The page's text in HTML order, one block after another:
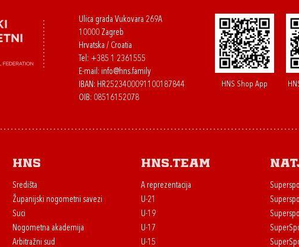
Ulica grada Vukovara 269A
10000 Zagreb
Hrvatska / Croatia
Tel: +385 1 2361555
E-mail: info@hns.family
IBAN: HR2523400091100187844
OIB: 08516152078
HNS Shop App
HNS
Središta
Županijski nogometni savezi
Suci
Nogometna akademija
Arbitražni sud
HNS.team
A reprezentacija
U-21
U-19
U-17
U-15